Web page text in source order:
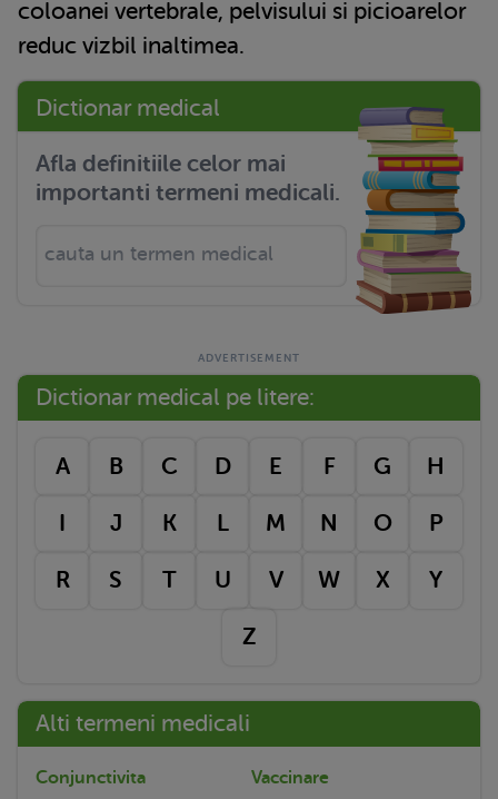
coloanei vertebrale, pelvisului si picioarelor
reduc vizbil inaltimea.
Dictionar medical
Afla definitiile celor mai
importanti termeni medicali.
Dictionar medical pe litere:
A B C D E F G H
I J K L M N O P
R S T U V W X Y
Z
Alti termeni medicali
Conjunctivita
Vaccinare